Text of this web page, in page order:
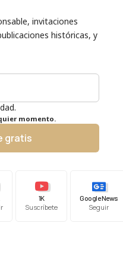
invitaciones
históricas, y
momento.
gratis
1K
Suscríbete
Google News
Seguir